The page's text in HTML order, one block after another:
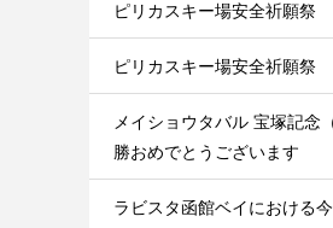
ピリカスキー場安全祈願祭
ピリカスキー場安全祈願祭
メイショウタバル 宝塚記念
勝おめでとうございます
ラビスタ函館ベイにおける